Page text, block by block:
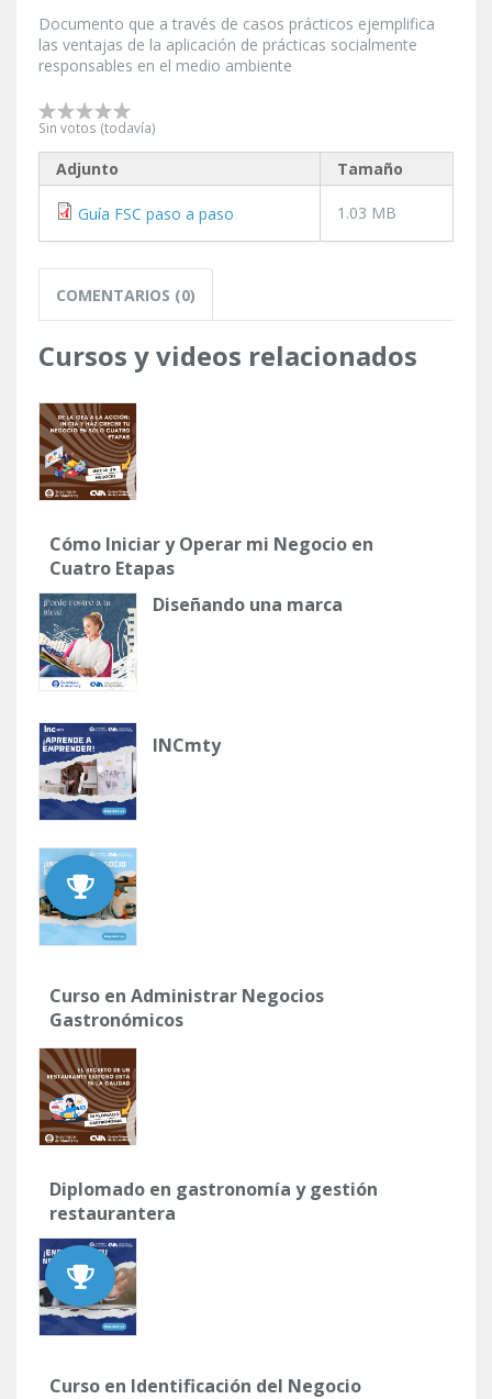
Documento que a través de casos prácticos ejemplifica
las ventajas de la aplicación de prácticas socialmente
responsables en el medio ambiente
Sin votos (todavía)
Adjunto Tamaño
Guía FSC paso a paso 1.03 MB
COMENTARIOS (0)
Cursos y videos relacionados
Cómo Iniciar y Operar mi Negocio en
Cuatro Etapas
Diseñando una marca
INCmty
Curso en Administrar Negocios
Gastronómicos
Diplomado en gastronomía y gestión
restaurantera
Curso en Identificación del Negocio